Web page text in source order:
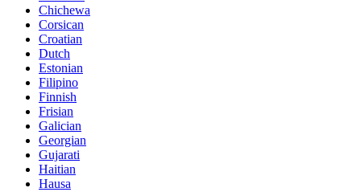
Chichewa
Corsican
Croatian
Dutch
Estonian
Filipino
Finnish
Frisian
Galician
Georgian
Gujarati
Haitian
Hausa